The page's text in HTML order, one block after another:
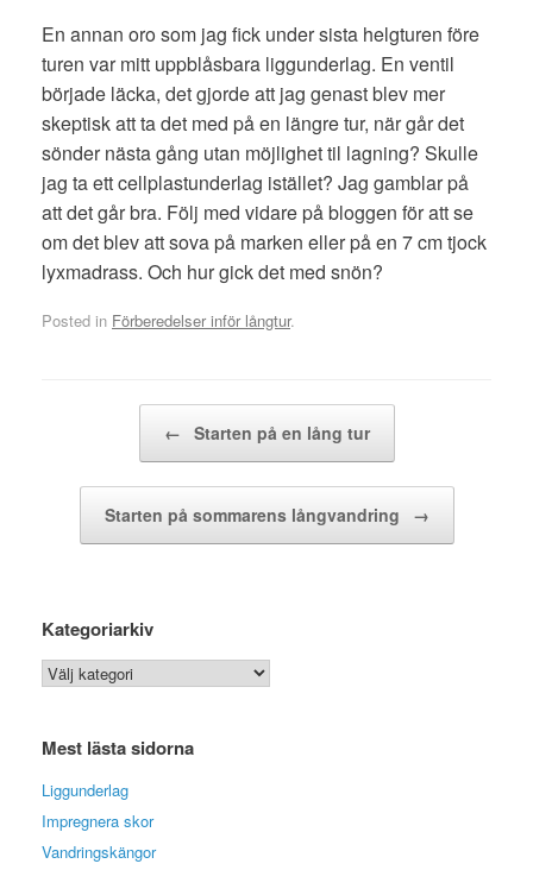
En annan oro som jag fick under sista helgturen före
turen var mitt uppblåsbara liggunderlag. En ventil
började läcka, det gjorde att jag genast blev mer
skeptisk att ta det med på en längre tur, när går det
sönder nästa gång utan möjlighet til lagning? Skulle
jag ta ett cellplastunderlag istället? Jag gamblar på
att det går bra. Följ med vidare på bloggen för att se
om det blev att sova på marken eller på en 7 cm tjock
lyxmadrass. Och hur gick det med snön?
Posted in Förberedelser inför långtur.
← Starten på en lång tur
Starten på sommarens långvandring →
Kategoriarkiv
Kategoriarkiv
Mest lästa sidorna
Liggunderlag
Impregnera skor
Vandringskängor